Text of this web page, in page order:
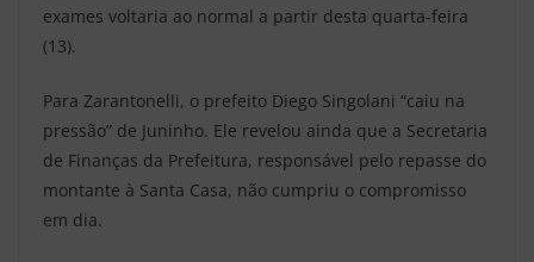
exames voltaria ao normal a partir desta quarta-feira
(13).
Para Zarantonelli, o prefeito Diego Singolani “caiu na
pressão” de Juninho. Ele revelou ainda que a Secretaria
de Finanças da Prefeitura, responsável pelo repasse do
montante à Santa Casa, não cumpriu o compromisso
em dia.